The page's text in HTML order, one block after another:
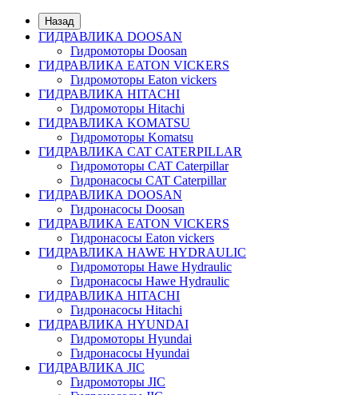
Назад
ГИДРАВЛИКА DOOSAN
Гидромоторы Doosan
ГИДРАВЛИКА EATON VICKERS
Гидромоторы Eaton vickers
ГИДРАВЛИКА HITACHI
Гидромоторы Hitachi
ГИДРАВЛИКА KOMATSU
Гидромоторы Komatsu
ГИДРАВЛИКА CAT CATERPILLAR
Гидромоторы CAT Caterpillar
Гидронасосы CAT Caterpillar
ГИДРАВЛИКА DOOSAN
Гидронасосы Doosan
ГИДРАВЛИКА EATON VICKERS
Гидронасосы Eaton vickers
ГИДРАВЛИКА HAWE HYDRAULIC
Гидромоторы Hawe Hydraulic
Гидронасосы Hawe Hydraulic
ГИДРАВЛИКА HITACHI
Гидронасосы Hitachi
ГИДРАВЛИКА HYUNDAI
Гидромоторы Hyundai
Гидронасосы Hyundai
ГИДРАВЛИКА JIC
Гидромоторы JIC